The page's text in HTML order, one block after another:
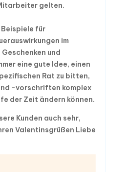
gelten.
Beispiele für
im
und
eine gute Idee, einen
Rat zu bitten,
-vorschriften komplex
der Zeit ändern können.
Kunden auch sehr,
Valentinsgrüßen Liebe